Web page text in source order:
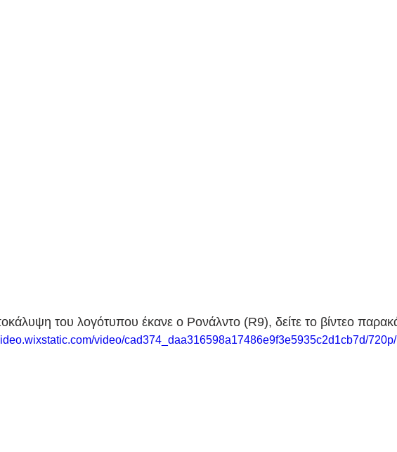
του λογότυπου έκανε ο Ρονάλντο (R9), δείτε το βίντεο
video/cad374_daa316598a17486e9f3e5935c2d1cb7d/